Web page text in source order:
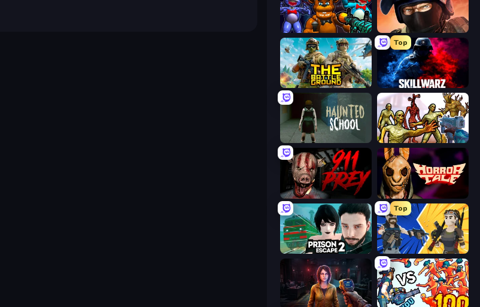
FNaF Shooter Bullet Force
The Battleground
Top
SkillWarz
Haunted School Monster Shooter Apocalypse
911: Prey Horror Tale
Prison Escape 2
Top
BuildNow GG